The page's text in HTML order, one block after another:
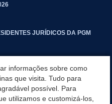
JURÍDICOS DA PGM
SEINFRA
informações sobre como
que visita. Tudo para
possível. Para
utilizamos e customizá-los,